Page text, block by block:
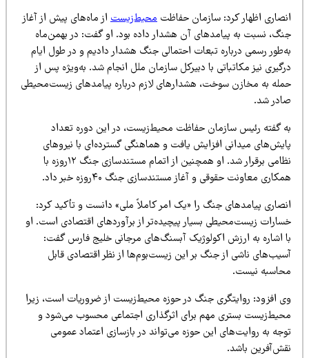
اظهار کرد: سازمان حفاظتمحیط‌زیستاز ماه‌های پیش از آغاز
نسبت به پیامدهای آن هشدار داده بود. او گفت: در بهمن‌ماه
رسمی درباره تبعات احتمالی جنگ هشدار دادیم و در طول ایام
نیز مکاتباتی با دبیرکل سازمان ملل انجام شد. به‌ویژه پس از
به مخازن سوخت، هشدارهای لازم درباره پیامدهای زیست‌محیطی
شد.
گفته رئیس سازمان حفاظت محیط‌زیست، در این دوره تعداد
میدانی افزایش یافت و هماهنگی گسترده‌ای با نیروهای
نظامی برقرار شد. او همچنین از اتمام مستندسازی جنگ ۱۲روزه با
معاونت حقوقی و آغاز مستندسازی جنگ ۴۰روزه خبر داد.
پیامدهای جنگ را «یک امر کاملاً ملی» دانست و تأکید کرد:
زیست‌محیطی بسیار پیچیده‌تر از برآوردهای اقتصادی است. او
اشاره به ارزش اکولوژیک آبسنگ‌های مرجانی خلیج فارس گفت:
ناشی از جنگ بر این زیست‌بوم‌ها از نظر اقتصادی قابل
نیست.
افزود: روایتگری جنگ در حوزه محیط‌زیست از ضروریات است، زیرا
بستری مهم برای اثرگذاری اجتماعی محسوب می‌شود و
به روایت‌های این حوزه می‌تواند در بازسازی اعتماد عمومی
باشد.